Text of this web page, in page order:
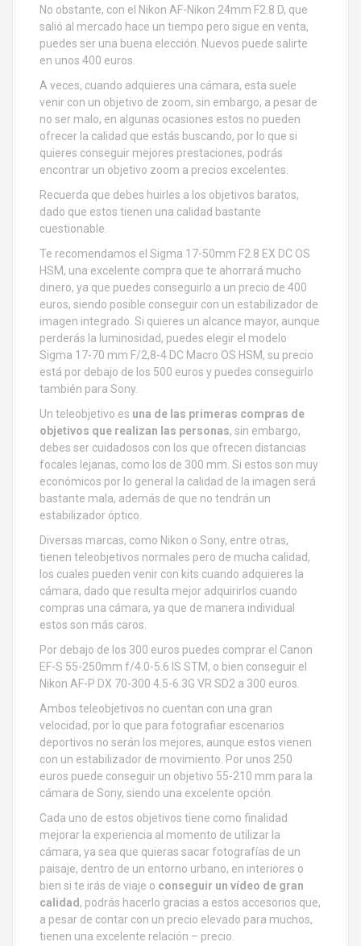
No obstante, con el Nikon AF-Nikon 24mm F2.8 D, que
salió al mercado hace un tiempo pero sigue en venta,
puedes ser una buena elección. Nuevos puede salirte
en unos 400 euros.
A veces, cuando adquieres una cámara, esta suele
venir con un objetivo de zoom, sin embargo, a pesar de
no ser malo, en algunas ocasiones estos no pueden
ofrecer la calidad que estás buscando, por lo que si
quieres conseguir mejores prestaciones, podrás
encontrar un objetivo zoom a precios excelentes.
Recuerda que debes huirles a los objetivos baratos,
dado que estos tienen una calidad bastante
cuestionable.
Te recomendamos el Sigma 17-50mm F2.8 EX DC OS
HSM, una excelente compra que te ahorrará mucho
dinero, ya que puedes conseguirlo a un precio de 400
euros, siendo posible conseguir con un estabilizador de
imagen integrado. Si quieres un alcance mayor, aunque
perderás la luminosidad, puedes elegir el modelo
Sigma 17-70 mm F/2,8-4 DC Macro OS HSM, su precio
está por debajo de los 500 euros y puedes conseguirlo
también para Sony.
Un teleobjetivo es una de las primeras compras de
objetivos que realizan las personas, sin embargo,
debes ser cuidadosos con los que ofrecen distancias
focales lejanas, como los de 300 mm. Si estos son muy
económicos por lo general la calidad de la imagen será
bastante mala, además de que no tendrán un
estabilizador óptico.
Diversas marcas, como Nikon o Sony, entre otras,
tienen teleobjetivos normales pero de mucha calidad,
los cuales pueden venir con kits cuando adquieres la
cámara, dado que resulta mejor adquirirlos cuando
compras una cámara, ya que de manera individual
estos son más caros.
Por debajo de los 300 euros puedes comprar el Canon
EF-S 55-250mm f/4.0-5.6 IS STM, o bien conseguir el
Nikon AF-P DX 70-300 4.5-6.3G VR SD2 a 300 euros.
Ambos teleobjetivos no cuentan con una gran
velocidad, por lo que para fotografiar escenarios
deportivos no serán los mejores, aunque estos vienen
con un estabilizador de movimiento. Por unos 250
euros puede conseguir un objetivo 55-210 mm para la
cámara de Sony, siendo una excelente opción.
Cada uno de estos objetivos tiene como finalidad
mejorar la experiencia al momento de utilizar la
cámara, ya sea que quieras sacar fotografías de un
paisaje, dentro de un entorno urbano, en interiores o
bien si te irás de viaje o conseguir un vídeo de gran
calidad, podrás hacerlo gracias a estos accesorios que,
a pesar de contar con un precio elevado para muchos,
tienen una excelente relación – precio.